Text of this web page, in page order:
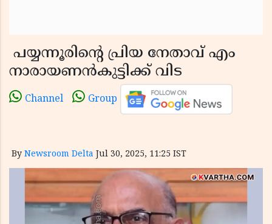
പയ്യന്നൂരിന്റെ പ്രിയ നേതാവ് എം
നാരായണൻകുട്ടിക്ക് വിട
Channel Group
By Newsroom Delta Jul 30, 2025, 11:25 IST